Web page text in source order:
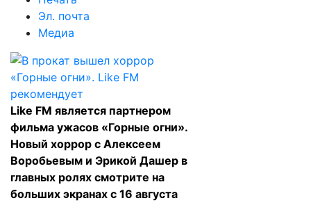
Эл. почта
Медиа
Like FM является партнером
фильма ужасов «Горные огни».
Новый хоррор с Алексеем
Воробьевым и Эрикой Дашер в
главных ролях смотрите на
больших экранах с 16 августа